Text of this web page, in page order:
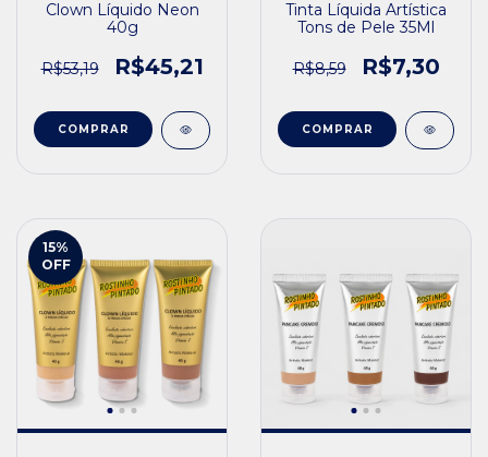
Clown Líquido Neon
40g
R$53,19 R$45,21
COMPRAR
Tinta Líquida Artística
Tons de Pele 35Ml
R$8,59 R$7,30
COMPRAR
15%
OFF